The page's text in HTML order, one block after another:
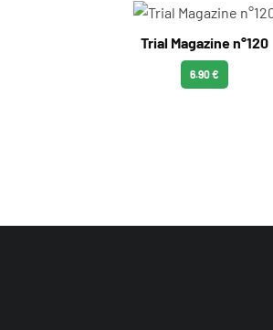
Trial Magazine n°120
6.90 €